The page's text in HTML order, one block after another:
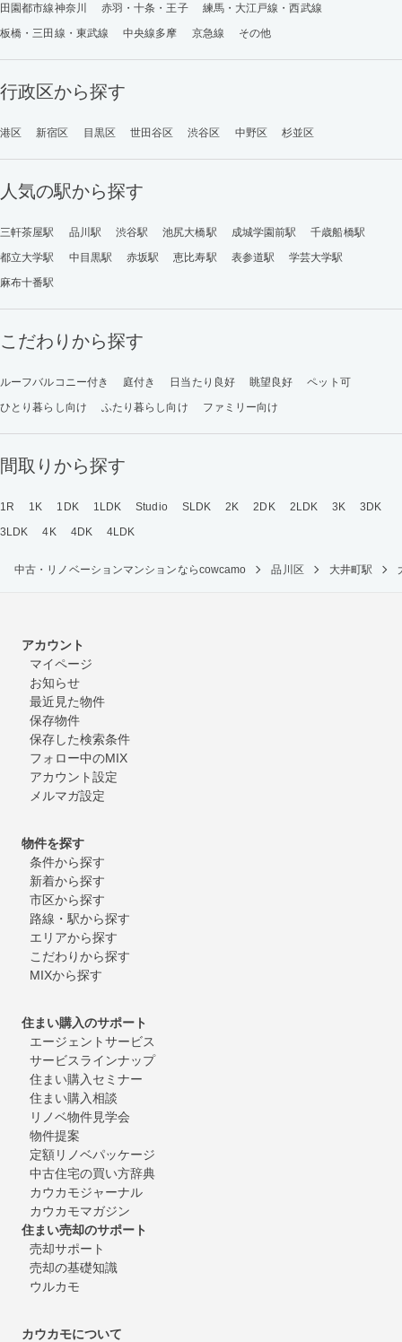
田園都市線神奈川
赤羽・十条・王子
練馬・大江戸線・西武線
板橋・三田線・東武線
中央線多摩 京急線 その他
行政区から探す
港区 新宿区 目黒区 世田谷区 渋谷区 中野区 杉並区
人気の駅から探す
三軒茶屋駅 品川駅 渋谷駅 池尻大橋駅 成城学園前駅
千歳船橋駅
都立大学駅
中目黒駅 赤坂駅 恵比寿駅 表参道駅
学芸大学駅
麻布十番駅
こだわりから探す
ルーフバルコニー付き 庭付き 日当たり良好 眺望良好
ペット可
ひとり暮らし向け
ふたり暮らし向け ファミリー向け
間取りから探す
1R 1K 1DK 1LDK Studio SLDK 2K 2DK 2LDK 3K
3DK
3LDK
4K 4DK 4LDK
中古・リノベーションマンションならcowcamo 品川区 大井町駅
アカウント
マイページ
お知らせ
最近見た物件
保存物件
保存した検索条件
フォロー中のMIX
アカウント設定
メルマガ設定
物件を探す
条件から探す
新着から探す
市区から探す
路線・駅から探す
エリアから探す
こだわりから探す
MIXから探す
住まい購入のサポート
エージェントサービス
サービスラインナップ
住まい購入セミナー
住まい購入相談
リノベ物件見学会
物件提案
定額リノベパッケージ
中古住宅の買い方辞典
カウカモジャーナル
カウカモマガジン
住まい売却のサポート
売却サポート
売却の基礎知識
ウルカモ
カウカモについて